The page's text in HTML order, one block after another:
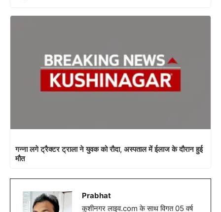
गन्ना लगे ट्रैक्टर ट्राला ने युवक को रौदा, अस्पताल में ईलाज के दौरान हुई
मौत
Prabhat
कुशीनगर लाइव.com के साथ विगत 05 वर्ष